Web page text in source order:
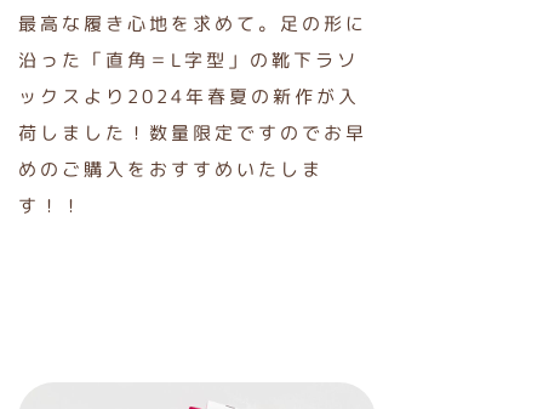
最高な履き心地を求めて。足の形に
沿った「直角＝L字型」の靴下ラソ
ックスより2024年春夏の新作が入
荷しました！数量限定ですのでお早
めのご購入をおすすめいたしま
す！！